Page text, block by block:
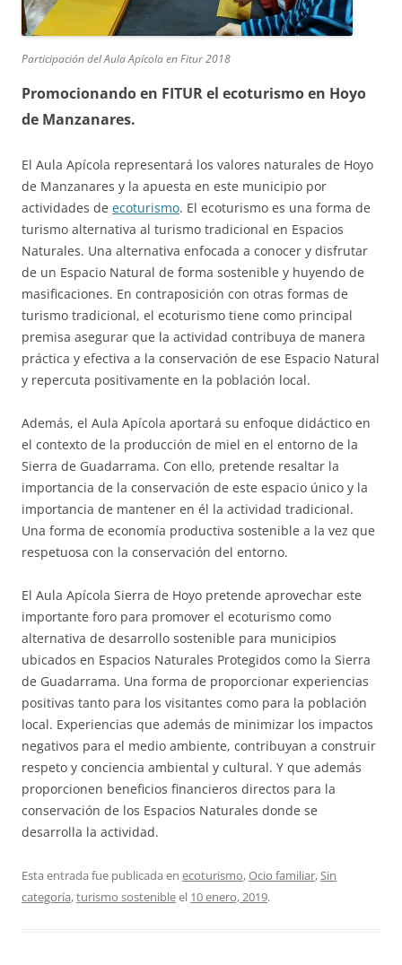
Participación del Aula Apícola en Fitur 2018
Promocionando en FITUR el ecoturismo en Hoyo
de Manzanares.
El Aula Apícola representará los valores naturales de Hoyo
de Manzanares y la apuesta en este municipio por
actividades de ecoturismo. El ecoturismo es una forma de
turismo alternativa al turismo tradicional en Espacios
Naturales. Una alternativa enfocada a conocer y disfrutar
de un Espacio Natural de forma sostenible y huyendo de
masificaciones. En contraposición con otras formas de
turismo tradicional, el ecoturismo tiene como principal
premisa asegurar que la actividad contribuya de manera
práctica y efectiva a la conservación de ese Espacio Natural
y repercuta positivamente en la población local.
Además, el Aula Apícola aportará su enfoque didáctico en
el contexto de la producción de miel en el entorno de la
Sierra de Guadarrama. Con ello, pretende resaltar la
importancia de la conservación de este espacio único y la
importancia de mantener en él la actividad tradicional.
Una forma de economía productiva sostenible a la vez que
respetuosa con la conservación del entorno.
El Aula Apícola Sierra de Hoyo pretende aprovechar este
importante foro para promover el ecoturismo como
alternativa de desarrollo sostenible para municipios
ubicados en Espacios Naturales Protegidos como la Sierra
de Guadarrama. Una forma de proporcionar experiencias
positivas tanto para los visitantes como para la población
local. Experiencias que además de minimizar los impactos
negativos para el medio ambiente, contribuyan a construir
respeto y conciencia ambiental y cultural. Y que además
proporcionen beneficios financieros directos para la
conservación de los Espacios Naturales donde se
desarrolla la actividad.
Esta entrada fue publicada en ecoturismo,Ocio familiar,Sin
categoría,turismo sostenibleel 10 enero, 2019.